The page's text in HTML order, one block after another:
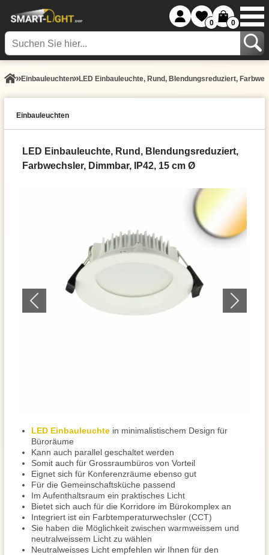
0 0
Einbauleuchten LED Einbauleuchte, Rund, Blendungsreduziert,
Einbauleuchten
LED Einbauleuchte, Rund, Blendungsreduziert,
Farbwechsler, Dimmbar, IP42, 15 cm Ø
LED Einbauleuchte in minimalistischem Design für
Büroräume
Kann auch parallel geschaltet werden
Somit auch für Grossraumbüros von Vorteil
Eignet sich für Konferenzräume ebenso gut
Für die Gemeinschaftsküche passend
Im Aufenthaltsraum ein praktisches Licht
Bietet sich auch für die Korridore im Bürokomplex an
Integriert ist ein Farbtemperaturwechsler (CCT)
Sie haben die Möglichkeit zwischen warmweissem und
neutralweissem Licht zu wählen
Neutralweisses Licht empfehlen wir Ihnen für den